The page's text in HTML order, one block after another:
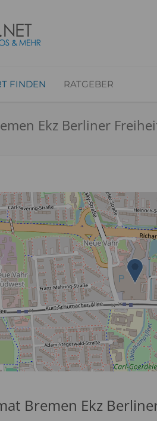
FINDEN RATGEBER
Ekz Berliner
Bremen Ekz